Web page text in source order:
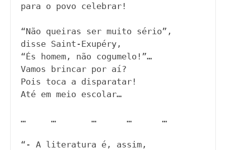
para o povo celebrar!
“Não queiras ser muito sério”,
disse Saint-Exupéry,
“És homem, não cogumelo!”…
Vamos brincar por aí?
Pois toca a disparatar!
Até em meio escolar…
…     …       …      …      …
“- A literatura é, assim,